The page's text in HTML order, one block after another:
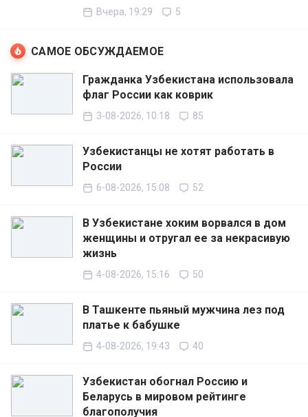
Вчера, 19:29 5
САМОЕ ОБСУЖДАЕМОЕ
Гражданка Узбекистана использовала
флаг России как коврик
3-08-2026, 10:18 85
Узбекистанцы не хотят работать в
России
6-08-2026, 15:08 52
В Узбекистане хоким ворвался в дом
женщины и отругал ее за некрасивую
жизнь
4-08-2026, 15:16 50
В Ташкенте пьяный мужчина лез под
платье к бабушке
4-08-2026, 19:43 40
Узбекистан обогнал Россию и
Беларусь в мировом рейтинге
благополучия